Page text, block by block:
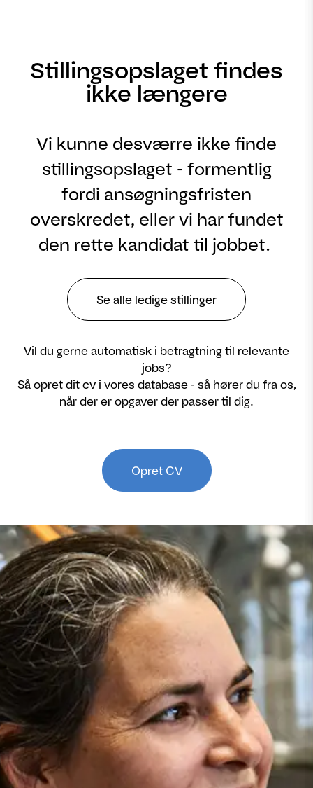
Stillingsopslaget findes
ikke længere
Vi kunne desværre ikke finde
stillingsopslaget - formentlig
fordi ansøgningsfristen
overskredet, eller vi har fundet
den rette kandidat til jobbet.
Se alle ledige stillinger
Vil du gerne automatisk i betragtning til relevante
jobs?
Så opret dit cv i vores database - så hører du fra os,
når der er opgaver der passer til dig.
Opret CV